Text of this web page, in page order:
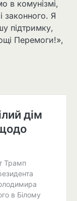
в комунізмі,
законного. Я
підтримку,
Перемоги!»,